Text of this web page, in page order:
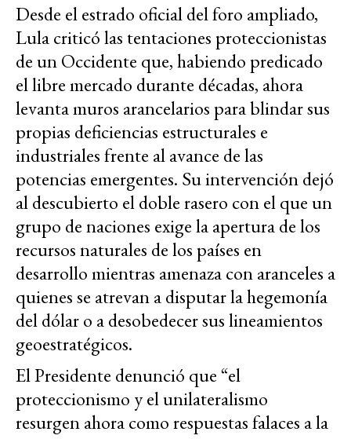
Desde el estrado oficial del foro ampliado,
Lula criticó las tentaciones proteccionistas
de un Occidente que, habiendo predicado
el libre mercado durante décadas, ahora
levanta muros arancelarios para blindar sus
propias deficiencias estructurales e
industriales frente al avance de las
potencias emergentes. Su intervención dejó
al descubierto el doble rasero con el que un
grupo de naciones exige la apertura de los
recursos naturales de los países en
desarrollo mientras amenaza con aranceles a
quienes se atrevan a disputar la hegemonía
del dólar o a desobedecer sus lineamientos
geoestratégicos.
El Presidente denunció que “el
proteccionismo y el unilateralismo
resurgen ahora como respuestas falaces a la